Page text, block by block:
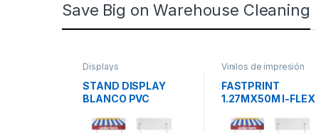
Save Big on Warehouse Cleaning
Displays
STAND DISPLAY
BLANCO PVC
Vinilos de impresión
FASTPRINT
1.27MX50M I-FLEX
IMPRESION